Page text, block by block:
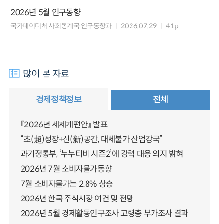
2026년 5월 인구동향
국가데이터처 사회통계국 인구동향과 2026.07.29 41p
많이 본 자료
경제정책정보 전체
『2026년 세제개편안』 발표
“초(超)성장+신(新)공간, 대체불가 산업강국”
과기정통부, ‘누누티비 시즌2’에 강력 대응 의지 밝혀
2026년 7월 소비자물가동향
7월 소비자물가는 2.8% 상승
2026년 한국 주식시장 여건 및 전망
2026년 5월 경제활동인구조사 고령층 부가조사 결과